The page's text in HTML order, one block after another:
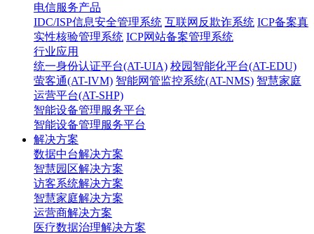
电信服务产品
IDC/ISP信息安全管理系统 互联网反欺诈系统 ICP备案真
实性核验管理系统 ICP网站备案管理系统
行业应用
统一身份认证平台(AT-UIA) 校园智能化平台(AT-EDU)
萤客通(AT-IVM) 智能网管监控系统(AT-NMS) 智慧家庭
运营平台(AT-SHP)
智能设备管理服务平台
智能设备管理服务平台
解决方案
数据中台解决方案
智慧园区解决方案
访客系统解决方案
智慧家庭解决方案
运营商解决方案
医疗数据治理解决方案